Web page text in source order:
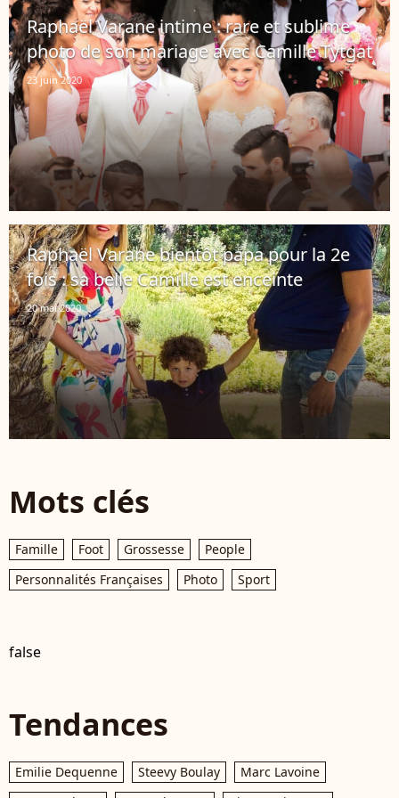
Raphaël Varane intime : rare et sublime
photo de son mariage avec Camille Tytgat
23 juin 2020
Raphaël Varane bientôt papa pour la 2e
fois : sa belle Camille est enceinte
20 mai 2020
Mots clés
Famille Foot Grossesse
People
Personnalités Françaises
Photo Sport
false
Tendances
Emilie Dequenne Steevy Boulay
Marc Lavoine